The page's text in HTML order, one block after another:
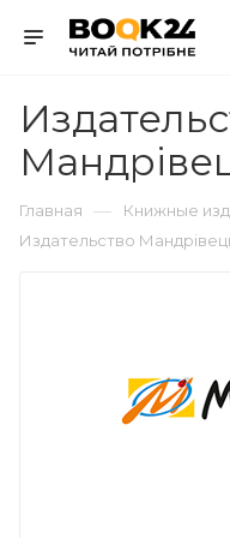
Главная — Книжные
Издательство